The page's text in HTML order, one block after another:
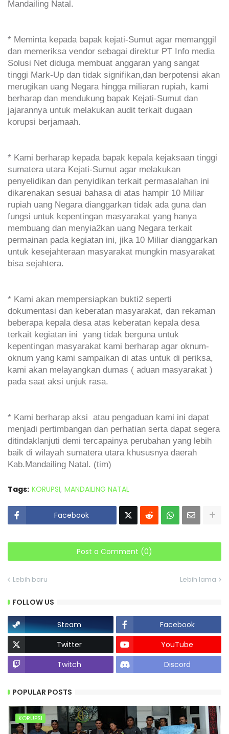
Mandailing Natal.
* Meminta kepada bapak kejati-Sumut agar memanggil
dan memeriksa vendor sebagai direktur PT Info media
Solusi Net diduga membuat anggaran yang sangat
tinggi Mark-Up dan tidak signifikan,dan berpotensi akan
merugikan uang Negara hingga miliaran rupiah, kami
berharap dan mendukung bapak Kejati-Sumut dan
jajarannya untuk melakukan audit terkait dugaan
korupsi berjamaah.
* Kami berharap kepada bapak kepala kejaksaan tinggi
sumatera utara Kejati-Sumut agar melakukan
penyelidikan dan penyidikan terkait permasalahan ini
dikarenakan sesuai bahasa di atas hampir 10 Miliar
rupiah uang Negara dianggarkan tidak ada guna dan
fungsi untuk kepentingan masyarakat yang hanya
membuang dan menyia2kan uang Negara terkait
permainan pada kegiatan ini, jika 10 Miliar dianggarkan
untuk kesejahteraan masyarakat mungkin masyarakat
bisa sejahtera.
* Kami akan mempersiapkan bukti2 seperti
dokumentasi dan keberatan masyarakat, dan rekaman
beberapa kepala desa atas keberatan kepala desa
terkait kegiatan ini yang tidak berguna untuk
kepentingan masyarakat kami berharap agar oknum-
oknum yang kami sampaikan di atas untuk di periksa,
kami akan melayangkan dumas ( aduan masyarakat )
pada saat aksi unjuk rasa.
* Kami berharap aksi atau pengaduan kami ini dapat
menjadi pertimbangan dan perhatian serta dapat segera
ditindaklanjuti demi tercapainya perubahan yang lebih
baik di wilayah sumatera utara khususnya daerah
Kab.Mandailing Natal. (tim)
Tags: KORUPSI MANDAILING NATAL
Facebook
Post a Comment (0)
Lebih baru Lebih lama
FOLLOW US
Steam
Facebook
Twitter
YouTube
Twitch
Discord
POPULAR POSTS
KORUPSI